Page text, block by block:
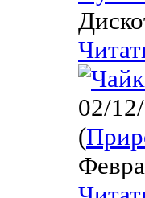
02/
(